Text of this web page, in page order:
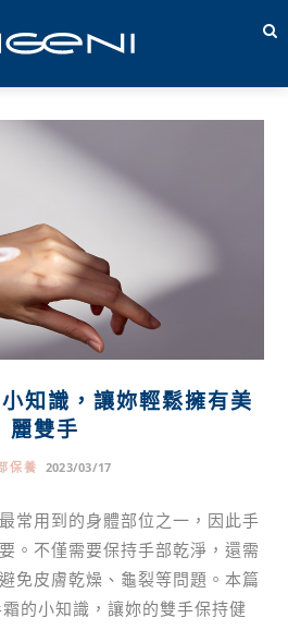
知識，讓妳輕鬆擁有美
麗雙手
保養 2023/03/17
常用到的身體部位之一，因此手
。不僅需要保持手部乾淨，還需
免皮膚乾燥、龜裂等問題。本篇
的小知識，讓妳的雙手保持健